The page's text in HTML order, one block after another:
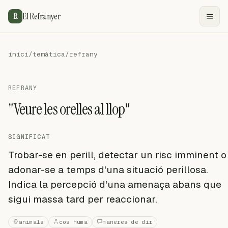
R El Refranyer
inici/temàtica/refrany
REFRANY
"Veure les orelles al llop"
SIGNIFICAT
Trobar-se en perill, detectar un risc imminent o
adonar-se a temps d'una situació perillosa.
Indica la percepció d'una amenaça abans que
sigui massa tard per reaccionar.
animals cos huma maneres de dir